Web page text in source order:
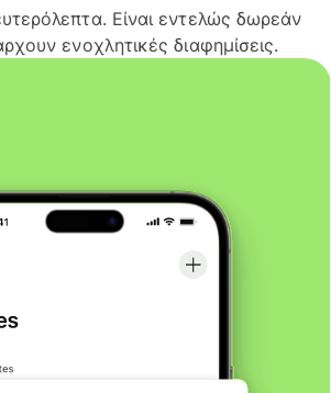
Είναι εντελώς δωρεάν
ενοχλητικές διαφημίσεις.